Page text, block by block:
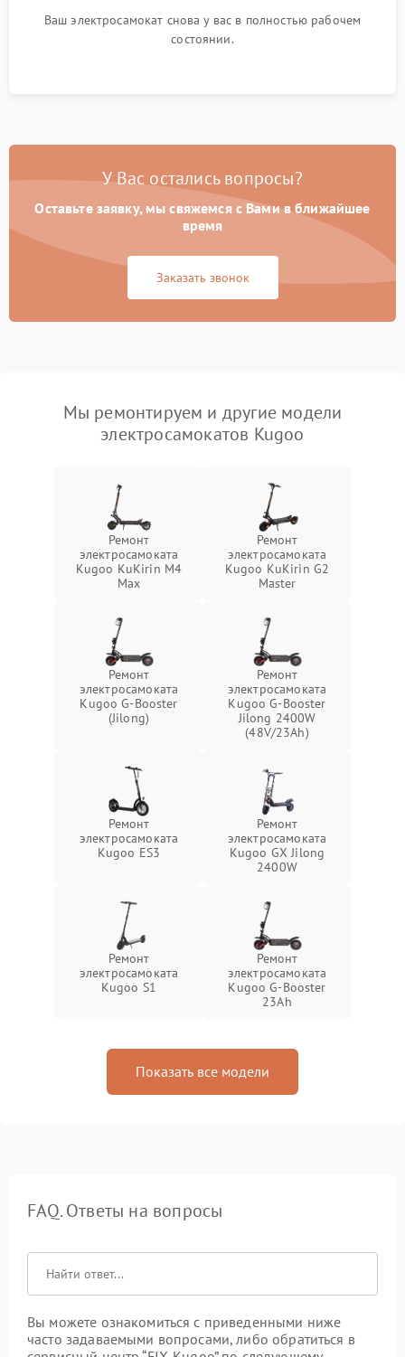
Ваш электросамокат снова у вас в полностью рабочем
состоянии.
У Вас остались вопросы?
Оставьте заявку, мы свяжемся с Вами в ближайшее
время
Заказать звонок
Мы ремонтируем и другие модели
электросамокатов Kugoo
Ремонт
электросамоката
Kugoo KuKirin M4
Max
Ремонт
электросамоката
Kugoo KuKirin G2
Master
Ремонт
электросамоката
Kugoo G-Booster
(Jilong)
Ремонт
электросамоката
Kugoo G-Booster
Jilong 2400W
(48V/23Ah)
Ремонт
электросамоката
Kugoo ES3
Ремонт
электросамоката
Kugoo GX Jilong
2400W
Ремонт
электросамоката
Kugoo S1
Ремонт
электросамоката
Kugoo G-Booster
23Ah
Показать все модели
FAQ. Ответы на вопросы
Вы можете ознакомиться с приведенными ниже
часто задаваемыми вопросами, либо обратиться в